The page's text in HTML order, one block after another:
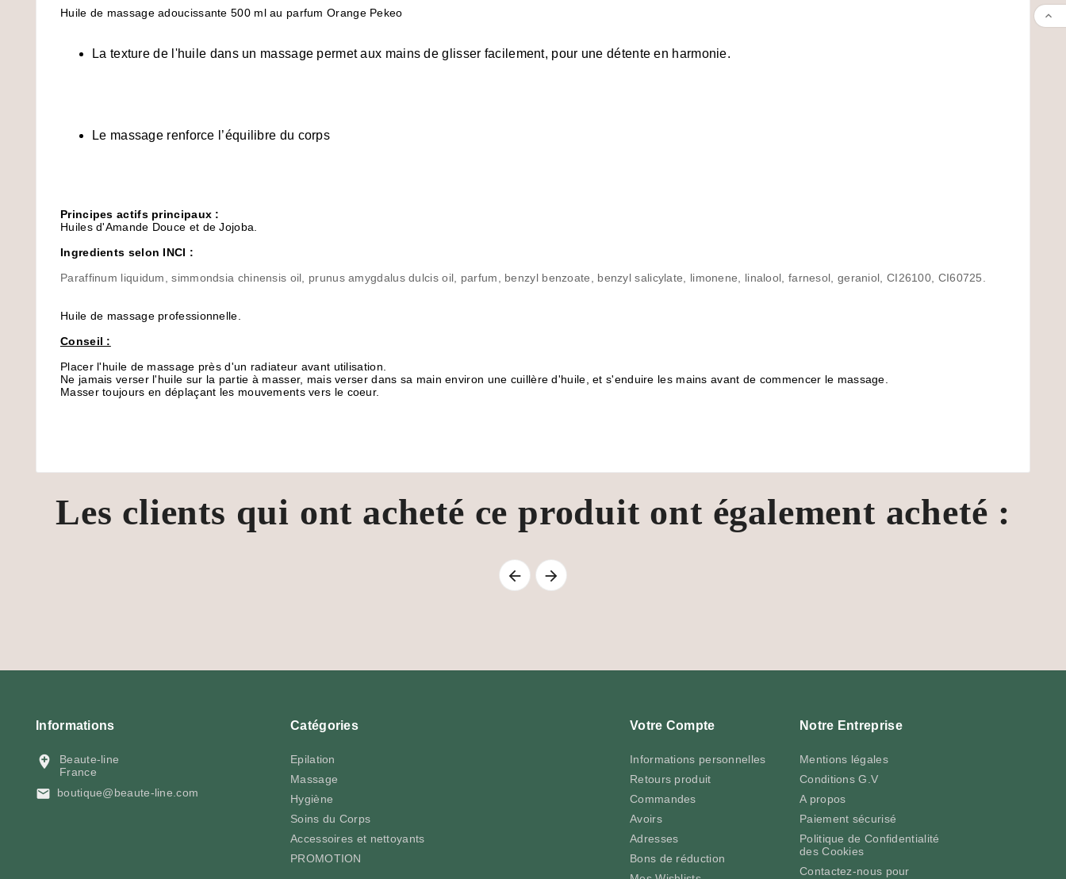
Huile de massage adoucissante 500 ml au parfum Orange Pekeo
La texture de l'huile dans un massage permet aux mains de glisser facilement, pour une détente en harmonie.
Le massage renforce l’équilibre du corps
Principes actifs principaux :
Huiles d'Amande Douce et de Jojoba.
Ingredients selon INCI :
Paraffinum liquidum, simmondsia chinensis oil, prunus amygdalus dulcis oil, parfum, benzyl benzoate, benzyl salicylate, limonene, linalool, farnesol, geraniol, CI26100, CI60725.
Huile de massage professionnelle.
Conseil :
Placer l'huile de massage près d'un radiateur avant utilisation.
Ne jamais verser l'huile sur la partie à masser, mais verser dans sa main environ une cuillère d'huile, et s'enduire les mains avant de commencer le massage.
Masser toujours en déplaçant les mouvements vers le coeur.
Les clients qui ont acheté ce produit ont également acheté :
 
Informations

Beaute-line
France
 boutique@beaute-line.com
Catégories
Epilation
Massage
Hygiène
Soins du Corps
Accessoires et nettoyants
PROMOTION
Votre Compte
Informations personnelles
Retours produit
Commandes
Avoirs
Adresses
Bons de réduction
Notre Entreprise
Mentions légales
Conditions G.V
A propos
Paiement sécurisé
Politique de Confidentialité
des Cookies
Contactez-nous pour
